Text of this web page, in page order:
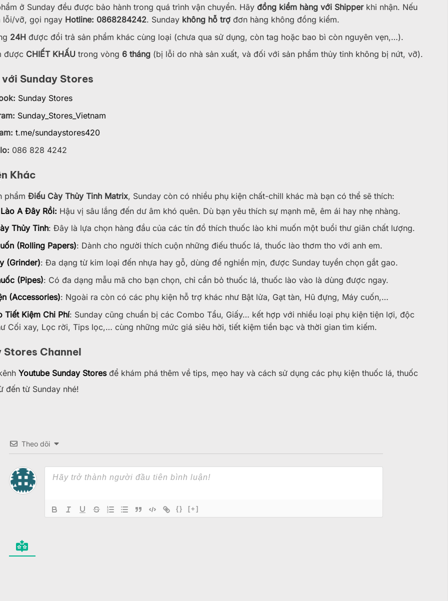
ở Sunday đều được bảo hành trong quá trình vận chuyển. Hãy đồng kiểm hàng với Shipperkhi nhận. Nếu
lỗi/vỡ, gọi ngay Hotline: 0868284242. Sunday không hỗ trợ đơn hàng không đồng kiểm.
24H được đổi trả sản phẩm khác cùng loại (chưa qua sử dụng, còn tag hoặc bao bì còn nguyên vẹn,…).
được CHIẾT KHẤU trong vòng 6 tháng (bị lỗi do nhà sản xuất, và đối với sản phẩm thủy tinh không bị nứt, vỡ).
Sunday Stores
Sunday Stores
Sunday_Stores_Vietnam
t.me/sundaystores420
086 828 4242
Khác
phẩm Điếu Cày Thủy Tinh Matrix, Sunday còn có nhiều phụ kiện chất-chill khác mà bạn có thể sẽ thích:
A Đây Rồi: Hậu vị sâu lắng đến dư âm khó quên. Dù bạn yêu thích sự mạnh mẽ, êm ái hay nhẹ nhàng.
Thủy Tinh: Đây là lựa chọn hàng đầu của các tín đồ thích thuốc lào khi muốn một buổi thư giãn chất lượng.
(Rolling Papers): Dành cho người thích cuộn những điếu thuốc lá, thuốc lào thơm tho với anh em.
(Grinder): Đa dạng từ kim loại đến nhựa hay gỗ, dùng để nghiền mịn, được Sunday tuyển chọn gắt gao.
(Pipes): Có đa dạng mẫu mã cho bạn chọn, chỉ cần bỏ thuốc lá, thuốc lào vào là dùng được ngay.
(Accessories): Ngoài ra còn có các phụ kiện hỗ trợ khác như Bật lửa, Gạt tàn, Hũ đựng, Máy cuốn,…
Tiết Kiệm Chi Phí: Sunday cũng chuẩn bị các Combo Tẩu, Giấy… kết hợp với nhiều loại phụ kiện tiện lợi, độc
Cối xay, Lọc rời, Tips lọc,… cùng những mức giá siêu hời, tiết kiệm tiền bạc và thời gian tìm kiếm.
Stores Channel
Youtube Sunday Stores để khám phá thêm về tips, mẹo hay và cách sử dụng các phụ kiện thuốc lá, thuốc
đến từ Sunday nhé!
Theo dõi
{} [+]